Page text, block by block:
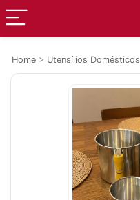
Home > Utensílios Domésticos